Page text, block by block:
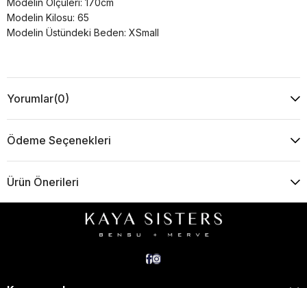
Modelin Kilosu: 65
Modelin Üstündeki Beden: XSmall
Yorumlar(0)
Ödeme Seçenekleri
Ürün Önerileri